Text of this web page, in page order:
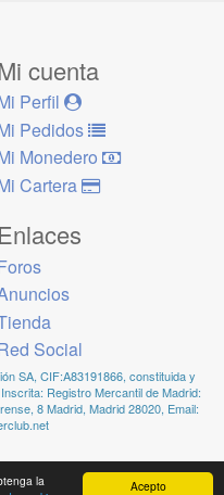
Acepto
la
cuenta
Perfil
Pedidos
Monedero
Cartera
Enlaces
Social
SA, CIF:A83191866, constituida y
Registro Mercantil de Madrid:
8 Madrid, Madrid 28020, Email: